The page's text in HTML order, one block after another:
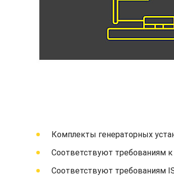
Комплекты генераторных
Соответствуют требованиям к
Соответствуют требованиям